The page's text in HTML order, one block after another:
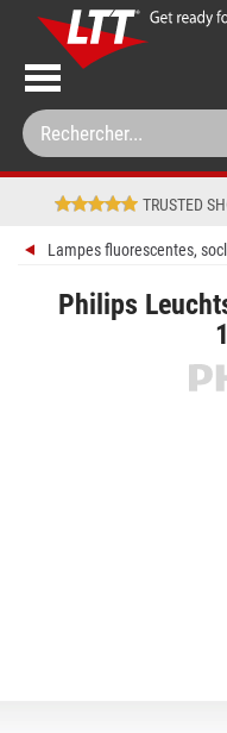
TRUSTED
Lampes fluorescentes,
Philips